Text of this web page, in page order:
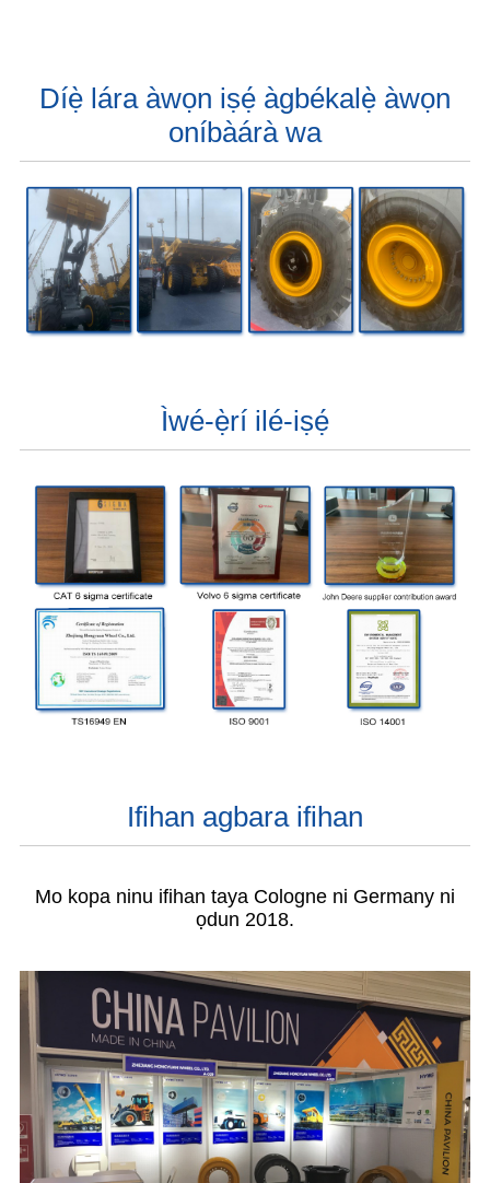
Díẹ̀ lára ​​àwọn iṣẹ́ àgbékalẹ̀ àwọn
oníbàárà wa
Ìwé-ẹ̀rí ilé-iṣẹ́
Ifihan agbara ifihan
Mo kopa ninu ifihan taya Cologne ni Germany ni
ọdun 2018.